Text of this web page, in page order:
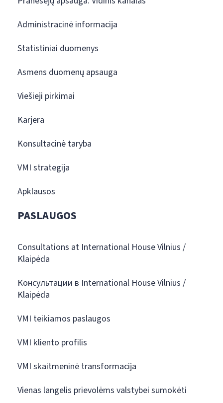
Administracinė informacija
Statistiniai duomenys
Asmens duomenų apsauga
Viešieji pirkimai
Karjera
Konsultacinė taryba
VMI strategija
Apklausos
PASLAUGOS
Consultations at International House Vilnius /
Klaipėda
Консультации в International House Vilnius /
Klaipėda
VMI teikiamos paslaugos
VMI kliento profilis
VMI skaitmeninė transformacija
Vienas langelis prievolėms valstybei sumokėti